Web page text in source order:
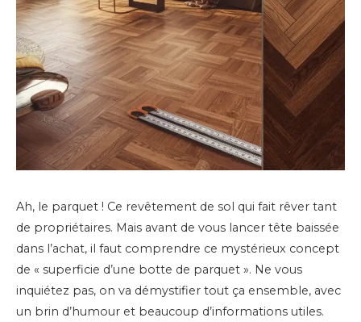
Ah, le parquet ! Ce revêtement de sol qui fait rêver tant
de propriétaires. Mais avant de vous lancer tête baissée
dans l’achat, il faut comprendre ce mystérieux concept
de « superficie d’une botte de parquet ». Ne vous
inquiétez pas, on va démystifier tout ça ensemble, avec
un brin d’humour et beaucoup d’informations utiles.